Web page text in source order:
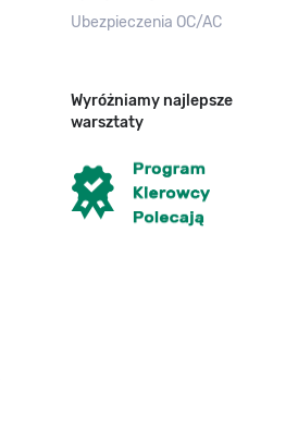
Ubezpieczenia OC/AC
Wyróżniamy najlepsze
warsztaty